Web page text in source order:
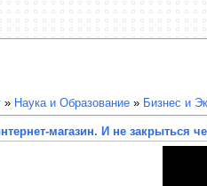
» Наука и Образование » Бизнес и
магазин. И не закрыться